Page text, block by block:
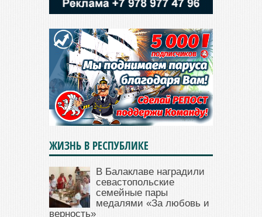
ЖИЗНЬ В РЕСПУБЛИКЕ
В Балаклаве наградили
севастопольские
семейные пары
медалями «За любовь и
верность»